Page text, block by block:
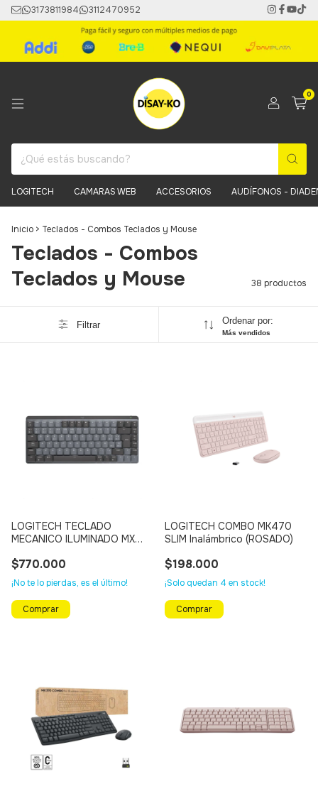
3173811984 3112470952
0
LOGITECH CAMARAS WEB ACCESORIOS AUDÍFONOS -
Inicio > Teclados - Combos Teclados y Mouse
Teclados - Combos
Teclados y Mouse
38 productos
Filtrar Ordenar por:
Más vendidos
LOGITECH TECLADO
MECANICO ILUMINADO MX
- Bluetooth, Multi Dispositivo
$770.000
¡No te lo pierdas, es el último!
LOGITECH COMBO MK470
SLIM Inalámbrico (ROSADO)
$198.000
¡Solo quedan 4 en stock!